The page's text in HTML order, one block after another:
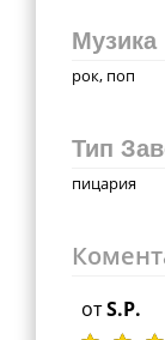
Музика
рок, поп
Тип
пицария
отS.P.